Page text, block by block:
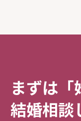
まずは
結婚相談